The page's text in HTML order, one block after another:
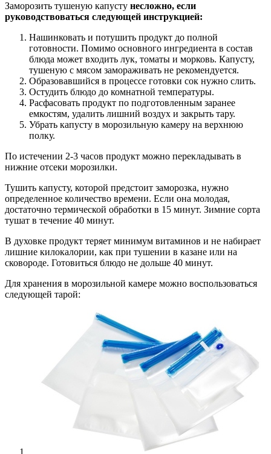
Заморозить тушеную капусту несложно, если
руководствоваться следующей инструкцией:
Нашинковать и потушить продукт до полной
готовности. Помимо основного ингредиента в состав
блюда может входить лук, томаты и морковь. Капусту,
тушеную с мясом замораживать не рекомендуется.
Образовавшийся в процессе готовки сок нужно слить.
Остудить блюдо до комнатной температуры.
Расфасовать продукт по подготовленным заранее
емкостям, удалить лишний воздух и закрыть тару.
Убрать капусту в морозильную камеру на верхнюю
полку.
По истечении 2-3 часов продукт можно перекладывать в
нижние отсеки морозилки.
Тушить капусту, которой предстоит заморозка, нужно
определенное количество времени. Если она молодая,
достаточно термической обработки в 15 минут. Зимние сорта
тушат в течение 40 минут.
В духовке продукт теряет минимум витаминов и не набирает
лишние килокалории, как при тушении в казане или на
сковороде. Готовиться блюдо не дольше 40 минут.
Для хранения в морозильной камере можно воспользоваться
следующей тарой: